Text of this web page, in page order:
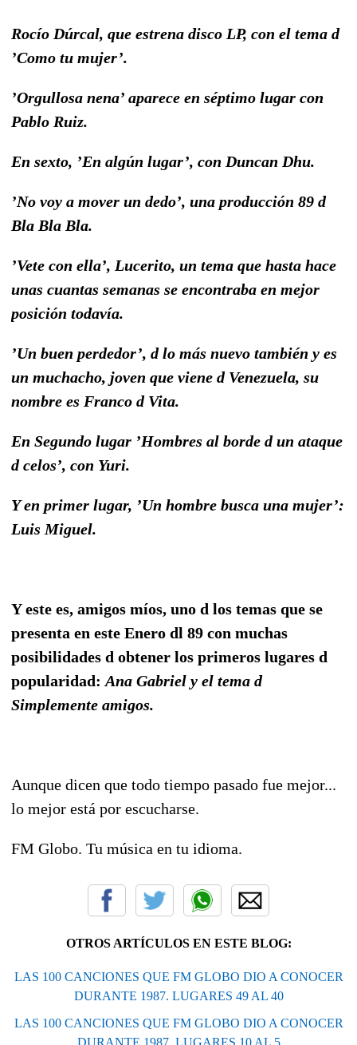
Rocío Dúrcal, que estrena disco LP, con el tema d
’Como tu mujer’.
’Orgullosa nena’ aparece en séptimo lugar con
Pablo Ruiz.
En sexto, ’En algún lugar’, con Duncan Dhu.
’No voy a mover un dedo’, una producción 89 d
Bla Bla Bla.
’Vete con ella’, Lucerito, un tema que hasta hace
unas cuantas semanas se encontraba en mejor
posición todavía.
’Un buen perdedor’, d lo más nuevo también y es
un muchacho, joven que viene d Venezuela, su
nombre es Franco d Vita.
En Segundo lugar ’Hombres al borde d un ataque
d celos’, con Yuri.
Y en primer lugar, ’Un hombre busca una mujer’:
Luis Miguel.
Y este es, amigos míos, uno d los temas que se
presenta en este Enero dl 89 con muchas
posibilidades d obtener los primeros lugares d
popularidad: Ana Gabriel y el tema d
Simplemente amigos.
Aunque dicen que todo tiempo pasado fue mejor...
lo mejor está por escucharse.
FM Globo. Tu música en tu idioma.
OTROS ARTÍCULOS EN ESTE BLOG:
LAS 100 CANCIONES QUE FM GLOBO DIO A CONOCER
DURANTE 1987. LUGARES 49 AL 40
LAS 100 CANCIONES QUE FM GLOBO DIO A CONOCER
DURANTE 1987. LUGARES 10 AL 5